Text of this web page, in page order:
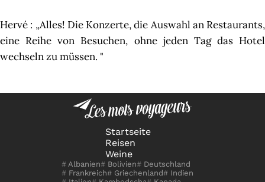
Hervé : „Alles! Die Konzerte, die Auswahl an Restaurants,
eine Reihe von Besuchen, ohne jeden Tag das Hotel
wechseln zu müssen. "
Startseite
Reisen
Weine
Albanien Bolivien
Deutschland
Frankreich
Griechenland
Indien